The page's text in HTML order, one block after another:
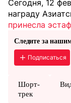
Сегодня, 12
награду
принесла
Следите за
Подписаться
Шорт-
трек